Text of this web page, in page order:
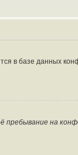
в базе данных
пребывание на